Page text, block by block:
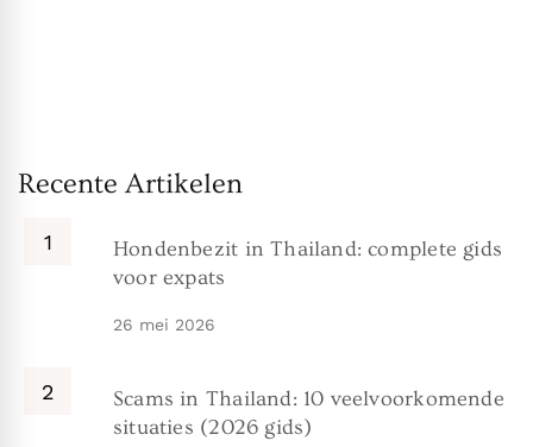
Recente Artikelen
Hondenbezit in Thailand: complete gids
voor expats
26 mei 2026
Scams in Thailand: 10 veelvoorkomende
situaties (2026 gids)